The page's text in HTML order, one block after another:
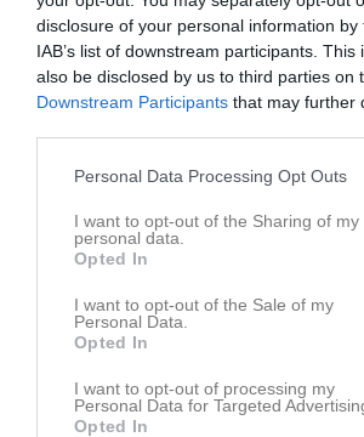
disclosure of your personal information
IAB’s list of downstream participants.
also be disclosed by us to third parties on
Downstream Participants that may further
Personal Data Processing Opt Outs
I want to opt-out of the Sharing of my
personal data.
Opted In
I want to opt-out of the Sale of my
Personal Data.
Opted In
I want to opt-out of processing my
Personal Data for Targeted
Opted In
Senast uppladdade video
Logga in och ladda upp ert första klipp